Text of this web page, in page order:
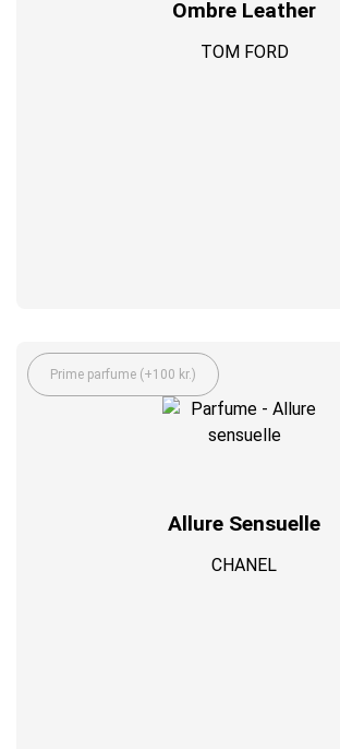
Ombre Leather
TOM FORD
Prime parfume (+100 kr.)
Allure Sensuelle
CHANEL